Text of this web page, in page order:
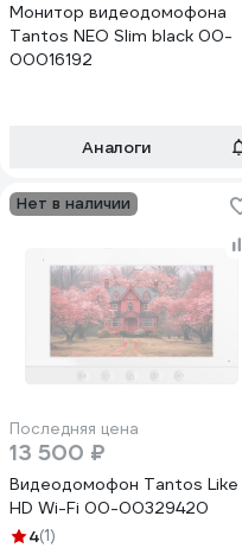
Монитор видеодомофона
Tantos NEO Slim black 00-
00016192
Аналоги
Нет в наличии
Последняя цена
13 500 ₽
Видеодомофон Tantos Like
HD Wi-Fi 00-00329420
4(1)